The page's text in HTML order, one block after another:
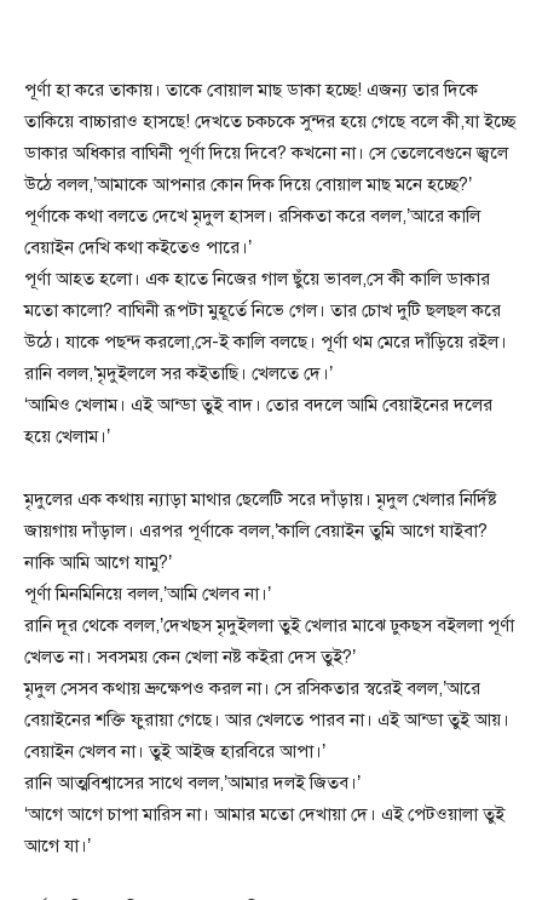
পূর্ণা হা করে তাকায়। তাকে বোয়াল মাছ ডাকা হচ্ছে! এজন্য তার দিকে
তাকিয়ে বাচ্চারাও হাসছে! দেখতে চকচকে সুন্দর হয়ে গেছে বলে কী,যা ইচ্ছে
ডাকার অধিকার বাঘিনী পূর্ণা দিয়ে দিবে? কখনো না। সে তেলেবেগুনে জ্বলে
উঠে বলল,’আমাকে আপনার কোন দিক দিয়ে বোয়াল মাছ মনে হচ্ছে?’
পূর্ণাকে কথা বলতে দেখে মৃদুল হাসল। রসিকতা করে বলল,’আরে কালি
বেয়াইন দেখি কথা কইতেও পারে।’
পূর্ণা আহত হলো। এক হাতে নিজের গাল ছুঁয়ে ভাবল,সে কী কালি ডাকার
মতো কালো? বাঘিনী রূপটা মুহূর্তে নিভে গেল। তার চোখ দুটি ছলছল করে
উঠে। যাকে পছন্দ করলো,সে-ই কালি বলছে। পূর্ণা থম মেরে দাঁড়িয়ে রইল।
রানি বলল,’মৃদুইললে সর কইতাছি। খেলতে দে।’
‘আমিও খেলাম। এই আন্ডা তুই বাদ। তোর বদলে আমি বেয়াইনের দলের
হয়ে খেলাম।’
মৃদুলের এক কথায় ন্যাড়া মাথার ছেলেটি সরে দাঁড়ায়। মৃদুল খেলার নির্দিষ্ট
জায়গায় দাঁড়াল। এরপর পূর্ণাকে বলল,’কালি বেয়াইন তুমি আগে যাইবা?
নাকি আমি আগে যামু?’
পূর্ণা মিনমিনিয়ে বলল,’আমি খেলব না।’
রানি দূর থেকে বলল,’দেখছস মৃদুইললা তুই খেলার মাঝে ঢুকছস বইললা পূর্ণা
খেলত না। সবসময় কেন খেলা নষ্ট কইরা দেস তুই?’
মৃদুল সেসব কথায় ভ্রুক্ষেপও করল না। সে রসিকতার স্বরেই বলল,’আরে
বেয়াইনের শক্তি ফুরায়া গেছে। আর খেলতে পারব না। এই আন্ডা তুই আয়।
বেয়াইন খেলব না। তুই আইজ হারবিরে আপা।’
রানি আত্মবিশ্বাসের সাথে বলল,’আমার দলই জিতব।’
‘আগে আগে চাপা মারিস না। আমার মতো দেখায়া দে। এই পেটওয়ালা তুই
আগে যা।’